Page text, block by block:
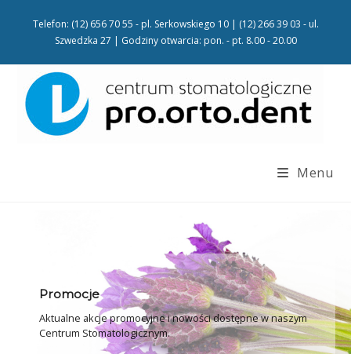
Telefon: (12) 656 70 55 - pl. Serkowskiego 10 | (12) 266 39 03 - ul.
Szwedzka 27 | Godziny otwarcia: pon. - pt. 8.00 - 20.00
Menu
Promocje
Aktualne akcje promocyjne i nowości dostępne w naszym
Centrum Stomatologicznym.